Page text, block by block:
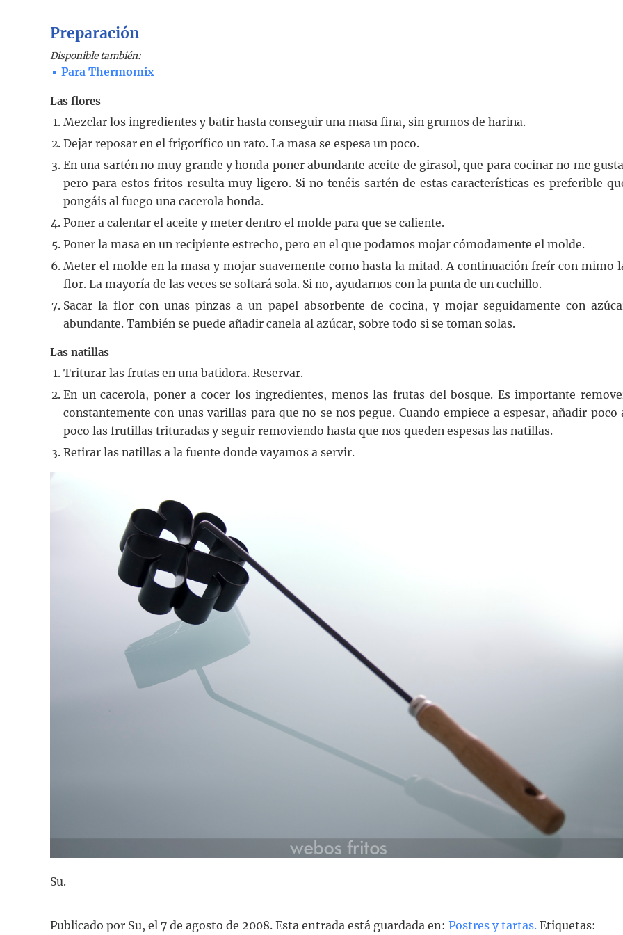
Preparación
Disponible también:
Para Thermomix
Las flores
Mezclar los ingredientes y batir hasta conseguir una masa fina, sin grumos de harina.
Dejar reposar en el frigorífico un rato. La masa se espesa un poco.
En una sartén no muy grande y honda poner abundante aceite de girasol, que para cocinar no me
pero para estos fritos resulta muy ligero. Si no tenéis sartén de estas características es preferible
pongáis al fuego una cacerola honda.
Poner a calentar el aceite y meter dentro el molde para que se caliente.
Poner la masa en un recipiente estrecho, pero en el que podamos mojar cómodamente el molde.
Meter el molde en la masa y mojar suavemente como hasta la mitad. A continuación freír con mimo
flor. La mayoría de las veces se soltará sola. Si no, ayudarnos con la punta de un cuchillo.
Sacar la flor con unas pinzas a un papel absorbente de cocina, y mojar seguidamente con
abundante. También se puede añadir canela al azúcar, sobre todo si se toman solas.
Las natillas
Triturar las frutas en una batidora. Reservar.
En un cacerola, poner a cocer los ingredientes, menos las frutas del bosque. Es importante
constantemente con unas varillas para que no se nos pegue. Cuando empiece a espesar, añadir poco
poco las frutillas trituradas y seguir removiendo hasta que nos queden espesas las natillas.
Retirar las natillas a la fuente donde vayamos a servir.
Su.
Publicado por Su, el 7 de agosto de 2008. Esta entrada está guardada en: Postres y tartas. Etiquetas: